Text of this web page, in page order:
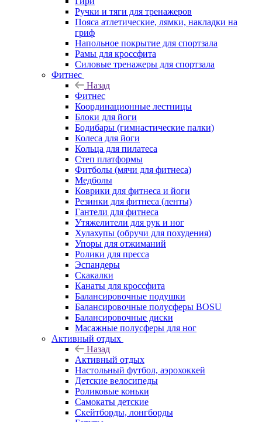
Ручки и тяги для тренажеров
Пояса атлетические, лямки, накладки на
гриф
Напольное покрытие для спортзала
Рамы для кроссфита
Силовые тренажеры для спортзала
Фитнес
Назад
Фитнес
Координационные лестницы
Блоки для йоги
Бодибары (гимнастические палки)
Колеса для йоги
Кольца для пилатеса
Степ платформы
Фитболы (мячи для фитнеса)
Медболы
Коврики для фитнеса и йоги
Резинки для фитнеса (ленты)
Гантели для фитнеса
Утяжелители для рук и ног
Хулахупы (обручи для похудения)
Упоры для отжиманий
Ролики для пресса
Эспандеры
Скакалки
Канаты для кроссфита
Балансировочные подушки
Балансировочные полусферы BOSU
Балансировочные диски
Масажные полусферы для ног
Активный отдых
Назад
Активный отдых
Настольный футбол, аэрохоккей
Детские велосипеды
Роликовые коньки
Самокаты детские
Скейтборды, лонгборды